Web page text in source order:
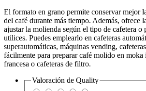
El formato en grano permite conservar mejor
del café durante más tiempo. Además, ofrece
ajustar la molienda según el tipo de cafetera o
utilices. Puedes emplearlo en cafeteras
superautomáticas, máquinas vending,
fácilmente para preparar café molido en moka
francesa o cafeteras de filtro.
Valoración de Quality